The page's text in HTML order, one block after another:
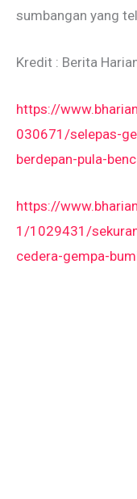
sumbangan yang
Kredit : Berita
https://
030671/selepas-
berdepan-pula-
https://
1/1029431/
cedera-gempa-